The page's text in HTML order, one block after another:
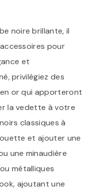
noire brillante, il
pour
et
privilégiez des
or qui apporteront
la vedette à votre
classiques à
et ajouter une
une minaudière
métalliques
ajoutant une